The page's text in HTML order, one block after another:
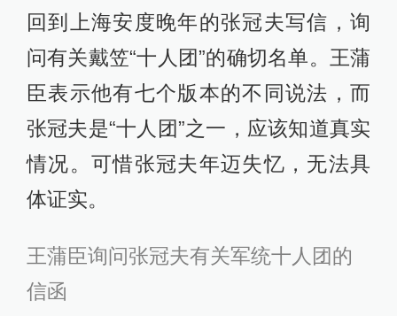
回到上海安度晚年的张冠夫写信，询
问有关戴笠“十人团”的确切名单。王蒲
臣表示他有七个版本的不同说法，而
张冠夫是“十人团”之一，应该知道真实
情况。可惜张冠夫年迈失忆，无法具
体证实。
王蒲臣询问张冠夫有关军统十人团的
信函